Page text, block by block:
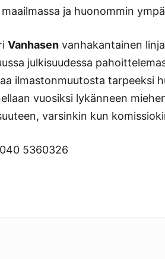
ja huonommin
Vanhasen vanhakantainen
julkisuudessa
ilmastonmuutosta tarpeeksi
vuosiksi lykänneen
varsinkin kun
5360326